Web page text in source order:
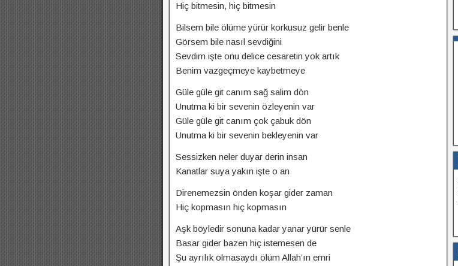
Hiç bitmesin, hiç bitmesin
Bilsem bile ölüme yürür korkusuz gelir benle
Görsem bile nasıl sevdiğini
Sevdim işte onu delice cesaretin yok artık
Benim vazgeçmeye kaybetmeye
Güle güle git canım sağ salim dön
Unutma ki bir sevenin özleyenin var
Güle güle git canım çok çabuk dön
Unutma ki bir sevenin bekleyenin var
Sessizken neler duyar derin insan
Kanatlar suya yakın işte o an
Direnemezsin önden koşar gider zaman
Hiç kopmasın hiç kopmasın
Aşk böyledir sonuna kadar yanar yürür senle
Basar gider bazen hiç istemesen de
Şu ayrılık olmasaydı ölüm Allah’ın emri